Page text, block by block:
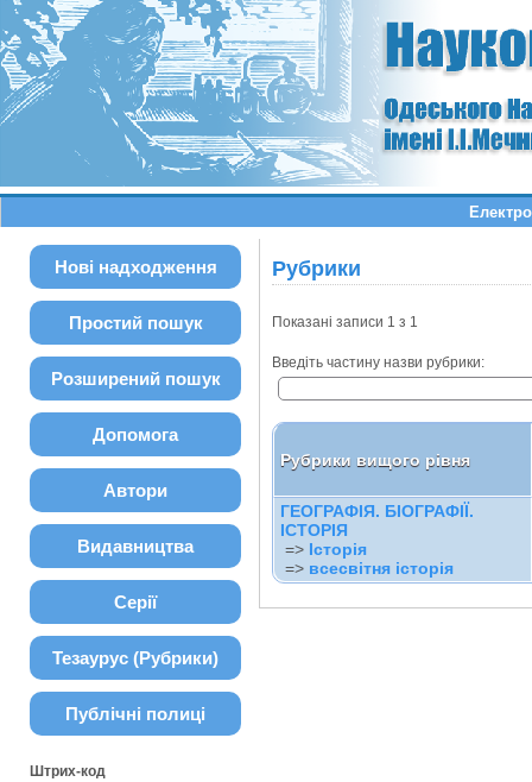
Нові надходження
Простий пошук
Розширений пошук
Допомога
Автори
Видавництва
Серії
Тезаурус (Рубрики)
Публічні полиці
Штрих-код
Рубрики
Показані записи 1 з 1
Введіть частину назви рубрики:
Рубрики вищого рівня
ГЕОГРАФІЯ. БІОГРАФІЇ.
ІСТОРІЯ
=> Історія
=> всесвітня історія